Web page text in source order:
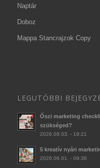
Naptár
Doboz
Mappa Stancrajzok Copy
LEGUTÓBBI
Őszi marketing
szükséged?
2026.08.03. - 19:21
5 kreatív nyári
2026.06.01. - 09:38